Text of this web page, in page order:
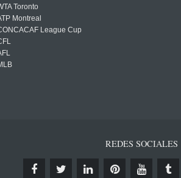
Toronto
Montreal
League Cup
REDES SOCIALES